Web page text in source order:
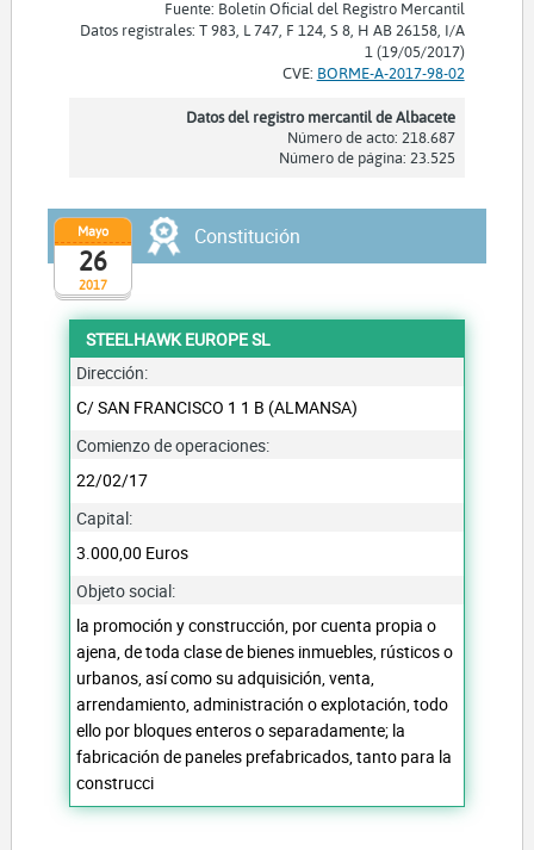
Fuente: Boletín Oficial del Registro Mercantil
Datos registrales: T 983, L 747, F 124, S 8, H AB 26158, I/A
1 (19/05/2017)
CVE: BORME-A-2017-98-02
Datos del registro mercantil de Albacete
Número de acto: 218.687
Número de página: 23.525
2017
Mayo
26
Constitución
STEELHAWK EUROPE SL
Dirección:
C/ SAN FRANCISCO 1 1 B (ALMANSA)
Comienzo de operaciones:
22/02/17
Capital:
3.000,00 Euros
Objeto social:
la promoción y construcción, por cuenta propia o
ajena, de toda clase de bienes inmuebles, rústicos o
urbanos, así como su adquisición, venta,
arrendamiento, administración o explotación, todo
ello por bloques enteros o separadamente; la
fabricación de paneles prefabricados, tanto para la
construcci